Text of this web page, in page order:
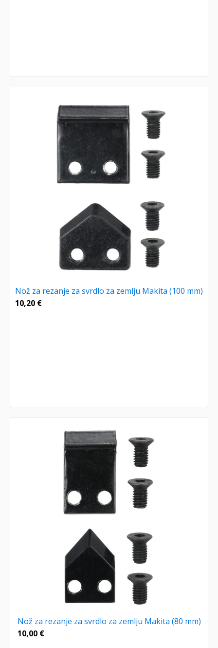
Nož za rezanje za svrdlo za zemlju Makita (100 mm)
10,20 €
Nož za rezanje za svrdlo za zemlju Makita (80 mm)
10,00 €